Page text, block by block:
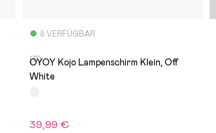
8 VERFÜGBAR
(0)
OYOY Kojo Lampenschirm Klein, Off
White
39,99 €